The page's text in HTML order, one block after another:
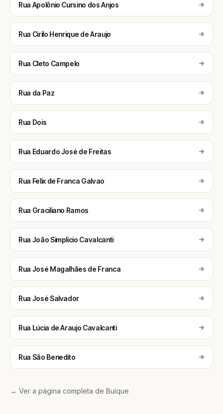
Rua Apolônio Cursino dos Anjos
Rua Cirilo Henrique de Araujo
Rua Cleto Campelo
Rua da Paz
Rua Dois
Rua Eduardo José de Freitas
Rua Felix de Franca Galvao
Rua Graciliano Ramos
Rua João Simplicio Cavalcanti
Rua José Magalhães de Franca
Rua José Salvador
Rua Lúcia de Araujo Cavalcanti
Rua São Benedito
→ Ver a página completa de Buíque